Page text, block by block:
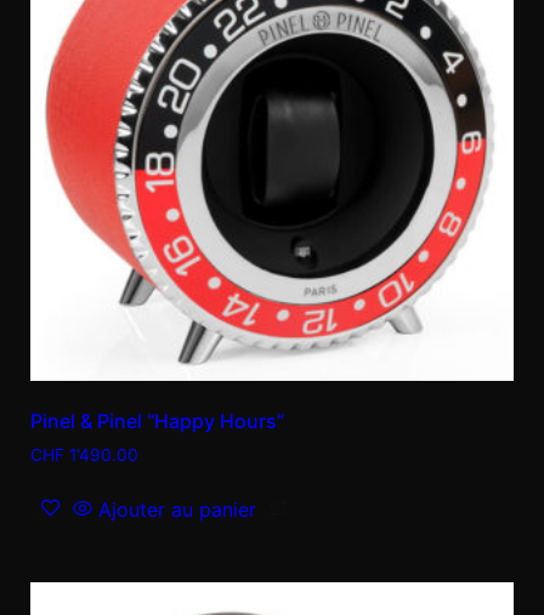
Pinel & Pinel “Happy Hours”
CHF 1'490.00
Ajouter au panier